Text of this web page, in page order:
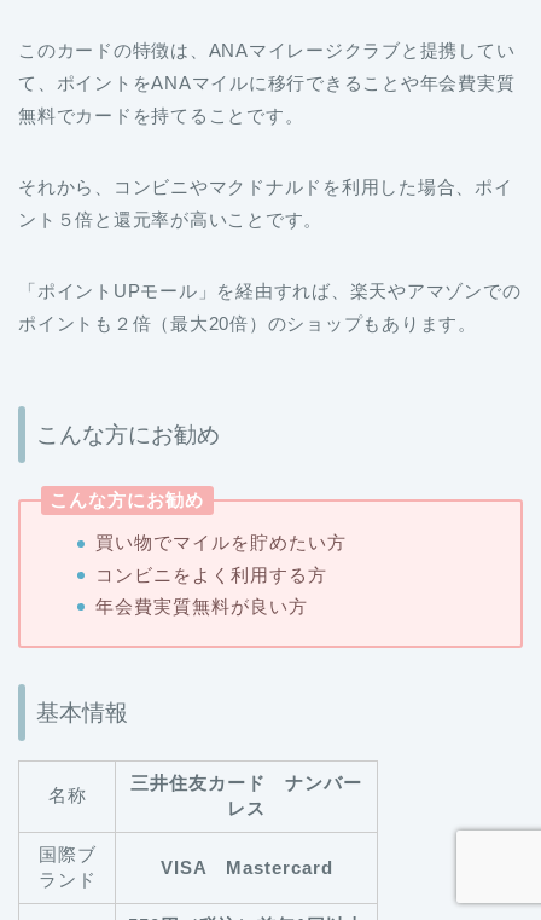
このカードの特徴は、ANAマイレージクラブと提携してい
て、ポイントをANAマイルに移行できることや年会費実質
無料でカードを持てることです。
それから、コンビニやマクドナルドを利用した場合、ポイ
ント５倍と還元率が高いことです。
「ポイントUPモール」を経由すれば、楽天やアマゾンでの
ポイントも２倍（最大20倍）のショップもあります。
こんな方にお勧め
こんな方にお勧め
買い物でマイルを貯めたい方
コンビニをよく利用する方
年会費実質無料が良い方
基本情報
名称
三井住友カード ナンバー
レス
国際ブ
ランド
VISA Mastercard